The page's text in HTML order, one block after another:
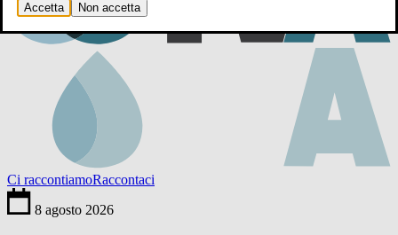
Ci raccontiamoRaccontaci
8 agosto 2026
Accetta Non accetta